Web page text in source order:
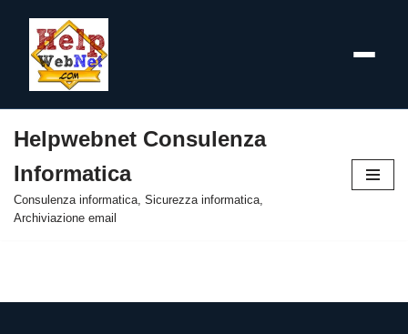
al
contenuto
Helpwebnet Consulenza
Informatica
Consulenza informatica, Sicurezza informatica,
Archiviazione email